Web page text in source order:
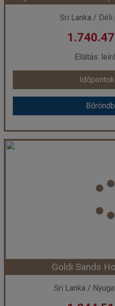
már
Sri Lanka / Déli
Ellátás:
Araliya Beach Resort &
Város:
Utazás módja:
DOUBLE
Időpont:
Goldi Sands
Sri Lanka /